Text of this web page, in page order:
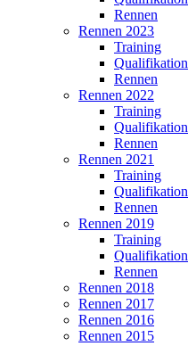
Rennen
Rennen 2023
Training
Qualifikation
Rennen
Rennen 2022
Training
Qualifikation
Rennen
Rennen 2021
Training
Qualifikation
Rennen
Rennen 2019
Training
Qualifikation
Rennen
Rennen 2018
Rennen 2017
Rennen 2016
Rennen 2015